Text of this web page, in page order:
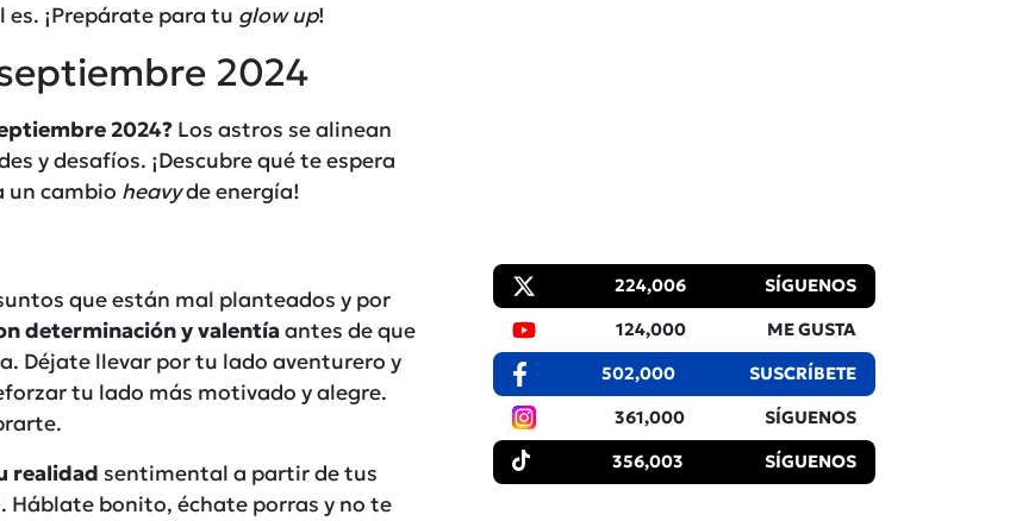
¡Prepárate para tu glow up!
2024
2024? Los astros se alinean
y desafíos. ¡Descubre qué te espera
un cambio heavyde energía!
que están mal planteados y por
determinación y valentía antes de que
Déjate llevar por tu lado aventurero y
tu lado más motivado y alegre.
realidad sentimental a partir de tus
Háblate bonito, échate porras y no te
224,006 SÍGUENOS
124,000 ME GUSTA
502,000 SUSCRÍBETE
361,000 SÍGUENOS
356,003 SÍGUENOS